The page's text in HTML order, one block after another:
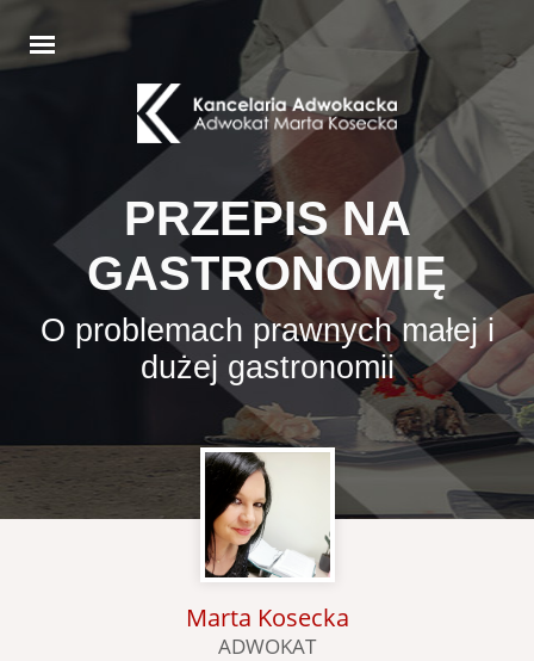
PRZEPIS NA
GASTRONOMIĘ
O problemach prawnych małej i
dużej gastronomii
Marta Kosecka
ADWOKAT